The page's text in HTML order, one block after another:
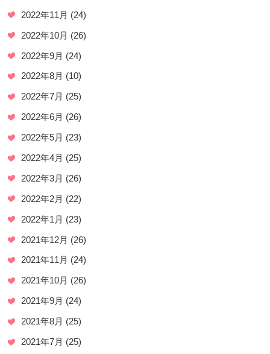
2022年11月 (24)
2022年10月 (26)
2022年9月 (24)
2022年8月 (10)
2022年7月 (25)
2022年6月 (26)
2022年5月 (23)
2022年4月 (25)
2022年3月 (26)
2022年2月 (22)
2022年1月 (23)
2021年12月 (26)
2021年11月 (24)
2021年10月 (26)
2021年9月 (24)
2021年8月 (25)
2021年7月 (25)